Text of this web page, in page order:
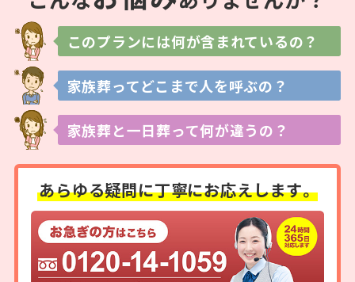
このプランには何が含まれているの？
家族葬ってどこまで人を呼ぶの？
家族葬と一日葬って何が違うの？
あらゆる疑問に丁寧にお応えします。